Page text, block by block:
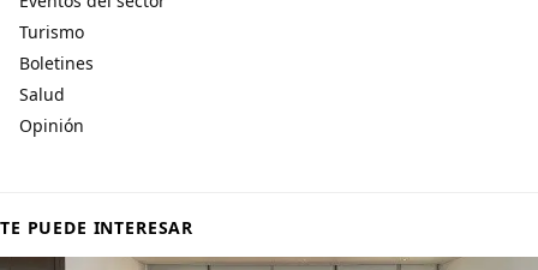
Turismo
Boletines
Salud
Opinión
TE PUEDE INTERESAR